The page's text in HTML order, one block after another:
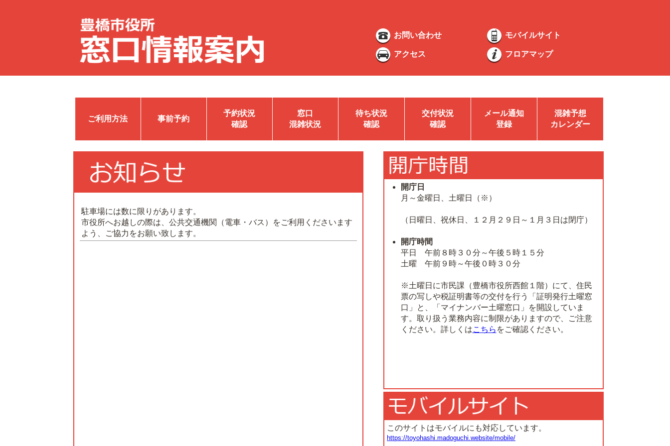
お問い合わせ モバイルサイト
アクセス フロアマップ
ご利用方法 事前予約
予約状況
確認
窓口
混雑状況
待ち状況
確認
交付状況
確認
メール通知
登録
混雑予想
カレンダー
駐車場には数に限りがあります。
市役所へお越しの際は、公共交通機関（電車・バス）をご利用くださいます
よう、ご協力をお願い致します。
開庁日
月～金曜日、土曜日（※）
（日曜日、祝休日、１２月２９日～１月３日は閉庁）
開庁時間
平日 午前８時３０分～午後５時１５分
土曜 午前９時～午後０時３０分
※土曜日に市民課（豊橋市役所西館１階）にて、住民
票の写しや税証明書等の交付を行う「証明発行土曜窓
口」と、「マイナンバー土曜窓口」を開設していま
す。取り扱う業務内容に制限がありますので、ご注意
ください。詳しくはこちら をご確認ください。
このサイトはモバイルにも対応しています。
https://toyohashi.madoguchi.website/mobile/